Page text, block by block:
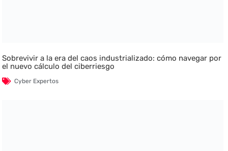
Sobrevivir a la era del caos industrializado: cómo navegar por
el nuevo cálculo del ciberriesgo
Cyber Expertos